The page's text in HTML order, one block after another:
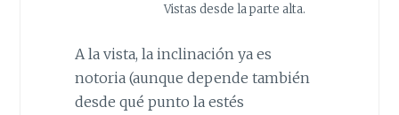
Vistas desde la parte alta.
A la vista, la inclinación ya es
notoria (aunque depende también
desde qué punto la estés